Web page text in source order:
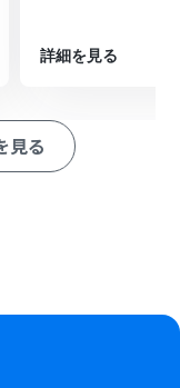
。
プレッドシートを雛
詳細を見る
見る